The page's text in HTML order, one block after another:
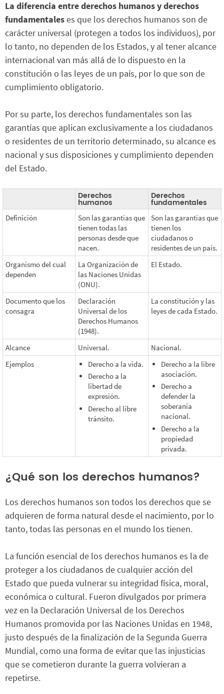
La diferencia entre derechos humanos y derechos
fundamentaleses que los derechos humanos son de
carácter universal (protegen a todos los individuos), por
lo tanto, no dependen de los Estados, y al tener alcance
internacional van más allá de lo dispuesto en la
constitución o las leyes de un país, por lo que son de
cumplimiento obligatorio.
Por su parte, los derechos fundamentales son las
garantías que aplican exclusivamente a los ciudadanos
o residentes de un territorio determinado, su alcance es
nacional y sus disposiciones y cumplimiento dependen
del Estado.
Derechos
humanos
Derechos
fundamentales
Definición
Son las garantías que
tienen todas las
personas desde que
nacen.
Son las garantías que
tienen los
ciudadanos o
residentes de un país.
Organismo del cual
dependen
La Organización de
las Naciones Unidas
(ONU).
El Estado.
Documento que los
consagra
Declaración
Universal de los
Derechos Humanos
(1948).
La constitución y las
leyes de cada Estado.
Alcance Universal.
Nacional.
Ejemplos
Derecho a la vida.
Derecho a la
libertad de
expresión.
Derecho al libre
tránsito.
Derecho a la libre
asociación.
Derecho a
defender la
soberanía
nacional.
Derecho a la
propiedad
privada.
¿Qué son los derechos humanos?
Los derechos humanos son todos los derechos que se
adquieren de forma natural desde el nacimiento, por lo
tanto, todas las personas en el mundo los tienen.
La función esencial de los derechos humanos es la de
proteger a los ciudadanos de cualquier acción del
Estado que pueda vulnerar su integridad física, moral,
económica o cultural. Fueron divulgados por primera
vez en la Declaración Universal de los Derechos
Humanos promovida por las Naciones Unidas en 1948,
justo después de la finalización de la Segunda Guerra
Mundial, como una forma de evitar que las injusticias
que se cometieron durante la guerra volvieran a
repetirse.